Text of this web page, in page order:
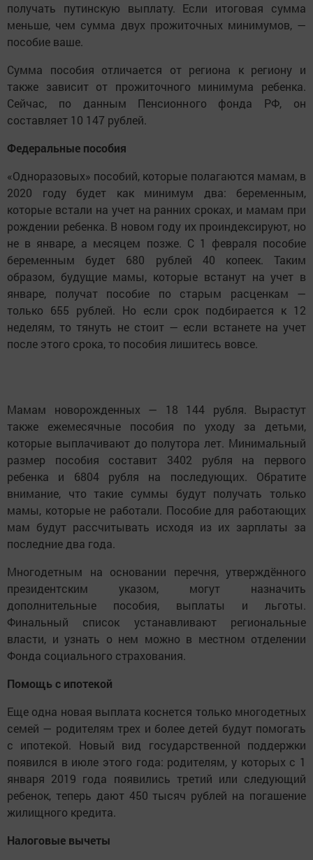
получать путинскую выплату. Если итоговая сумма
меньше, чем сумма двух прожиточных минимумов, —
пособие ваше.
Сумма пособия отличается от региона к региону и
также зависит от прожиточного минимума ребенка.
Сейчас, по данным Пенсионного фонда РФ, он
составляет 10 147 рублей.
Федеральные пособия
«Одноразовых» пособий, которые полагаются мамам, в
2020 году будет как минимум два: беременным,
которые встали на учет на ранних сроках, и мамам при
рождении ребенка. В новом году их проиндексируют, но
не в январе, а месяцем позже. С 1 февраля пособие
беременным будет 680 рублей 40 копеек. Таким
образом, будущие мамы, которые встанут на учет в
январе, получат пособие по старым расценкам —
только 655 рублей. Но если срок подбирается к 12
неделям, то тянуть не стоит — если встанете на учет
после этого срока, то пособия лишитесь вовсе.
Мамам новорожденных — 18 144 рубля. Вырастут
также ежемесячные пособия по уходу за детьми,
которые выплачивают до полутора лет. Минимальный
размер пособия составит 3402 рубля на первого
ребенка и 6804 рубля на последующих. Обратите
внимание, что такие суммы будут получать только
мамы, которые не работали. Пособие для работающих
мам будут рассчитывать исходя из их зарплаты за
последние два года.
Многодетным на основании перечня, утверждённого
президентским указом, могут назначить
дополнительные пособия, выплаты и льготы.
Финальный список устанавливают региональные
власти, и узнать о нем можно в местном отделении
Фонда социального страхования.
Помощь с ипотекой
Еще одна новая выплата коснется только многодетных
семей — родителям трех и более детей будут помогать
с ипотекой. Новый вид государственной поддержки
появился в июле этого года: родителям, у которых с 1
января 2019 года появились третий или следующий
ребенок, теперь дают 450 тысяч рублей на погашение
жилищного кредита.
Налоговые вычеты